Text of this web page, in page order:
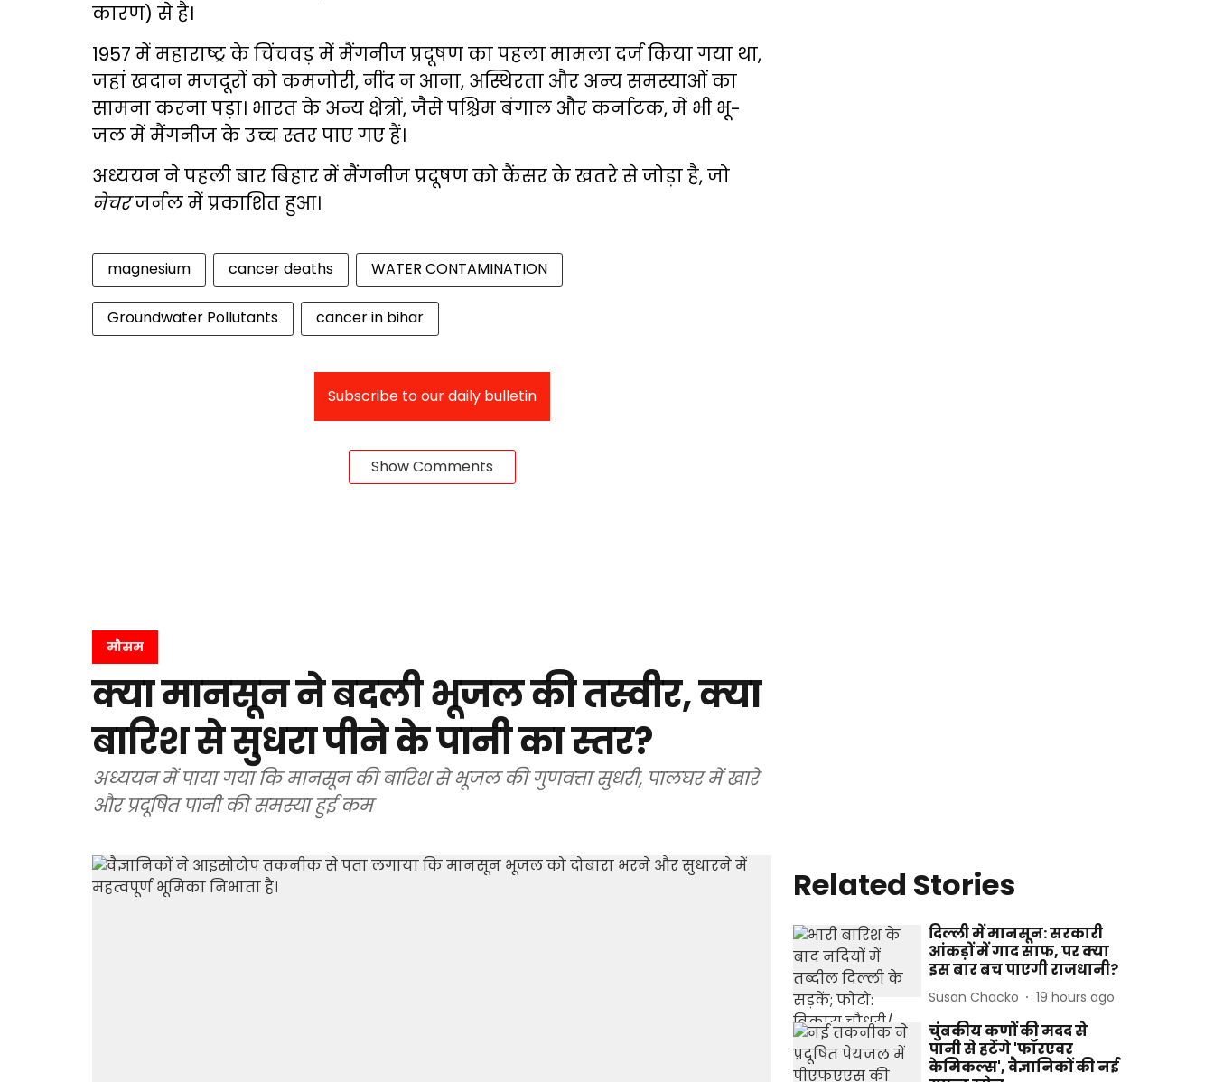
कारण) से है।
1957 में महाराष्ट्र के चिंचवड़ में मैंगनीज प्रदूषण का पहला मामला दर्ज किया गया था,
जहां खदान मजदूरों को कमजोरी, नींद न आना, अस्थिरता और अन्य समस्याओं का
सामना करना पड़ा। भारत के अन्य क्षेत्रों, जैसे पश्चिम बंगाल और कर्नाटक, में भी भू-
जल में मैंगनीज के उच्च स्तर पाए गए हैं।
अध्ययन ने पहली बार बिहार में मैंगनीज प्रदूषण को कैंसर के खतरे से जोड़ा है, जो
नेचरजर्नल में प्रकाशित हुआ।
magnesium cancer deaths WATER CONTAMINATION
Groundwater Pollutants cancer in bihar
Subscribe to our daily bulletin
Show Comments
मौसम
क्या मानसून ने बदली भूजल की तस्वीर, क्या
बारिश से सुधरा पीने के पानी का स्तर?
अध्ययन में पाया गया कि मानसून की बारिश से भूजल की गुणवत्ता सुधरी, पालघर में खारे
और प्रदूषित पानी की समस्या हुई कम
Related Stories
दिल्ली में मानसून: सरकारी
आंकड़ों में गाद साफ, पर क्या
इस बार बच पाएगी राजधानी?
Susan Chacko 19 hours ago
चुंबकीय कणों की मदद से
पानी से हटेंगे 'फॉरएवर
केमिकल्स', वैज्ञानिकों की नई